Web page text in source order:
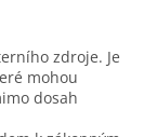
zdroje. Je
mohou
dosah